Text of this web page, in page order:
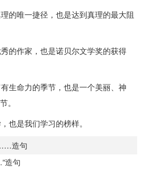
的唯一捷径，也是达到真理的最大阻
的作家，也是诺贝尔文学奖的获得
生命力的季节，也是一个美丽、神
。
也是我们学习的榜样。
造句
造句